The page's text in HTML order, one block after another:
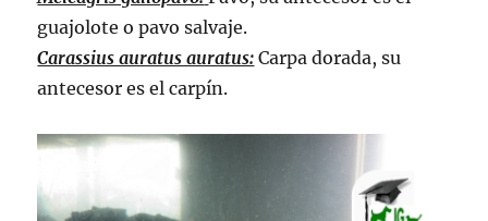
guajolote o pavo salvaje.
Carassius auratus auratus: Carpa dorada, su
antecesor es el carpín.